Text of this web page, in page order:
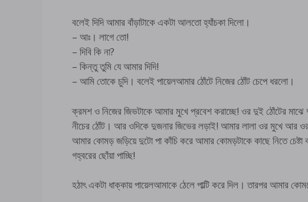
বলেই দিদি আমার বাঁড়াটাকে একটা আলতো হ্যাঁচকা দিলো।
– আঃ। লাগে তো!
– দিবি কি না?
– কিন্তু তুমি যে আমার দিদি!
– আমি তোকে চুদি। বলেই পায়েলআমার ঠোঁটে নিজের ঠোঁট চেপে ধরলো।
ক্রমশ ও নিজের জিভটাকে আমার মুখে প্রবেশ করাচ্ছে! ওর দুই ঠোঁটের
নীচের ঠোঁট। আর ওদিকে দুজনার জিভের লড়াই! আমার লালা ওর মুখে আর
আমার কোমড় জড়িয়ে দুটো পা কাঁচি করে আমার কোমড়টাকে কাছে নিতে
গহ্বরের ছোঁয়া পাচ্ছি!
হঠাৎ একটা ধাক্কায় পায়েলআমাকে ঠেলে পাল্টি করে দিল। তারপর আমার